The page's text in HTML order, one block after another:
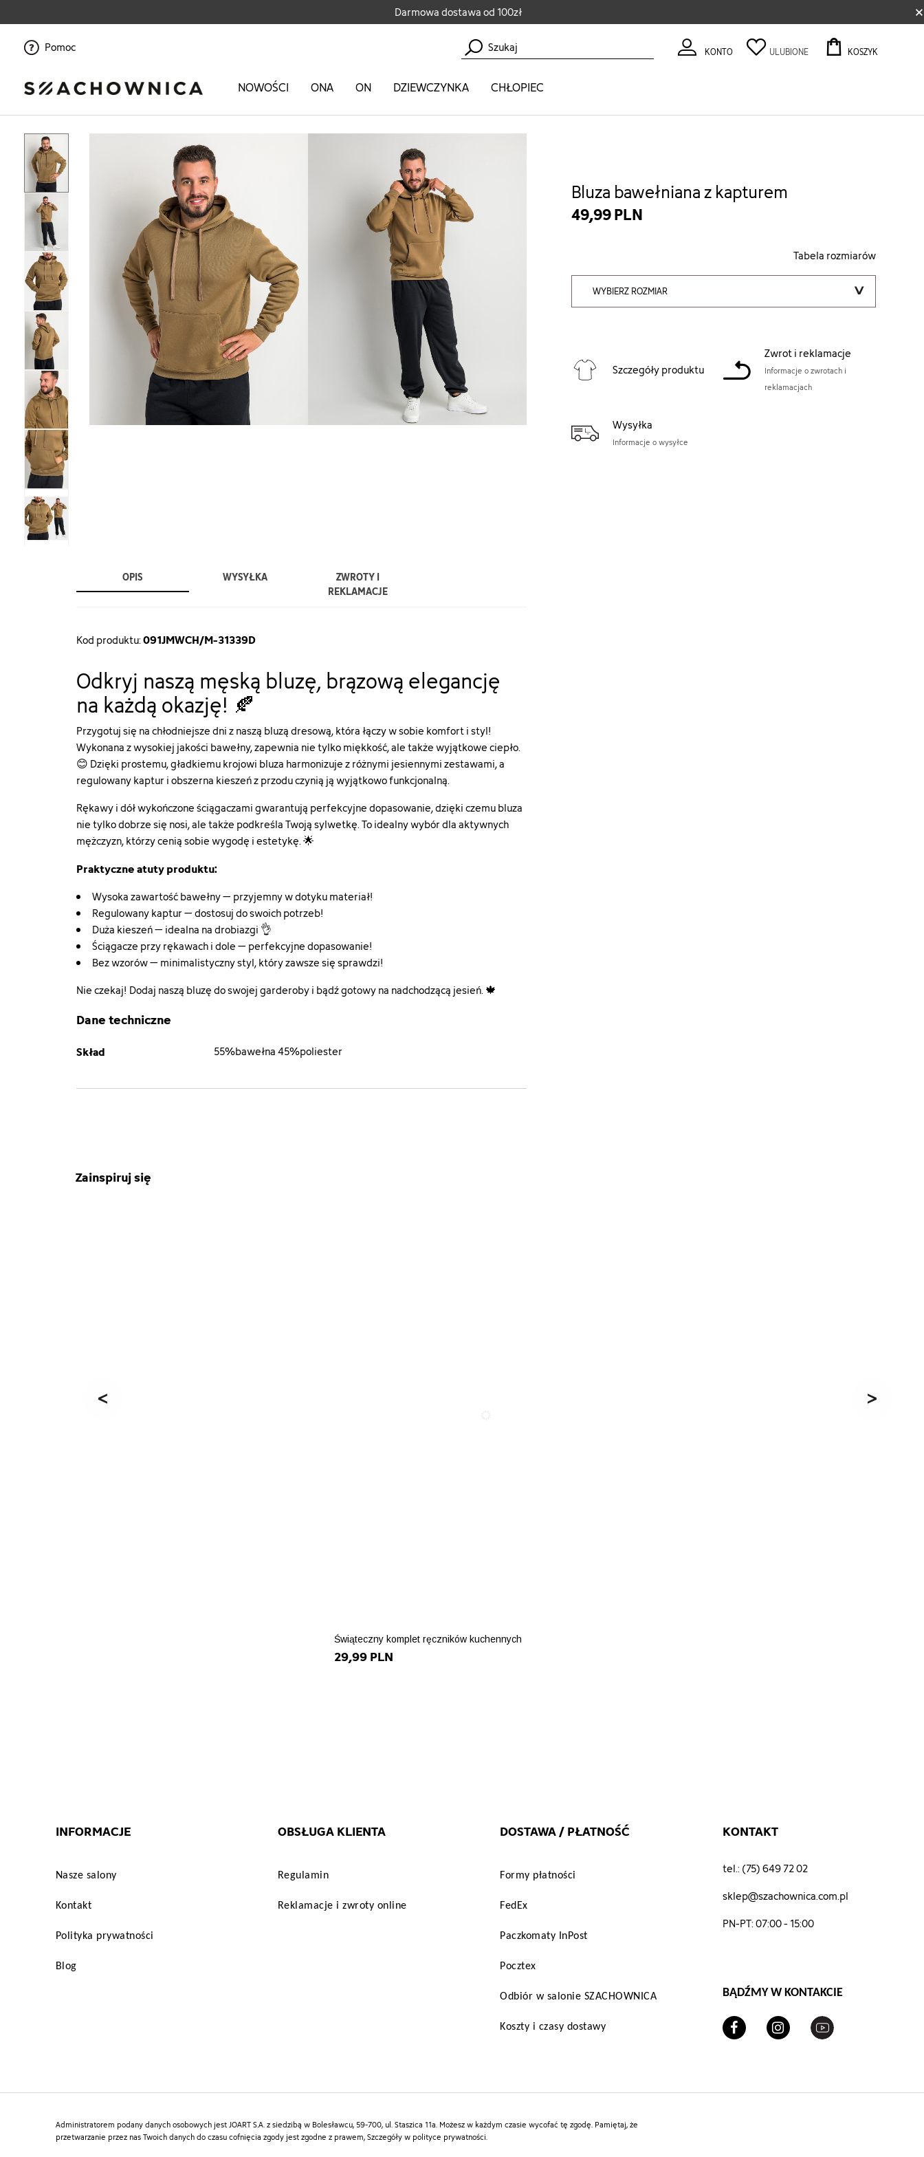
Darmowa dostawa od 100zł ×
Pomoc KONTO ULUBIONE KOSZYK
NOWOŚCI ONA ON DZIEWCZYNKA CHŁOPIEC
OPIS WYSYŁKA
ZWROTY I
REKLAMACJE
Kod produktu:091JMWCH/M-31339D
Odkryj naszą męską bluzę, brązową elegancję
na każdą okazję! 🍂
Przygotuj się na chłodniejsze dni z naszą bluzą dresową, która łączy w sobie komfort i styl!
Wykonana z wysokiej jakości bawełny, zapewnia nie tylko miękkość, ale także wyjątkowe ciepło.
😊 Dzięki prostemu, gładkiemu krojowi bluza harmonizuje z różnymi jesiennymi zestawami, a
regulowany kaptur i obszerna kieszeń z przodu czynią ją wyjątkowo funkcjonalną.
Rękawy i dół wykończone ściągaczami gwarantują perfekcyjne dopasowanie, dzięki czemu bluza
nie tylko dobrze się nosi, ale także podkreśla Twoją sylwetkę. To idealny wybór dla aktywnych
mężczyzn, którzy cenią sobie wygodę i estetykę. 🌟
Praktyczne atuty produktu:
Wysoka zawartość bawełny – przyjemny w dotyku materiał!
Regulowany kaptur – dostosuj do swoich potrzeb!
Duża kieszeń – idealna na drobiazgi 👌
Ściągacze przy rękawach i dole – perfekcyjne dopasowanie!
Bez wzorów – minimalistyczny styl, który zawsze się sprawdzi!
Nie czekaj! Dodaj naszą bluzę do swojej garderoby i bądź gotowy na nadchodzącą jesień. 🍁
Dane techniczne
Skład 55%bawełna 45%poliester
Bluza bawełniana z kapturem
49,99 PLN
Tabela rozmiarów
WYBIERZ ROZMIAR
Szczegóły produktu
Zwrot i reklamacje
Informacje o zwrotach i
reklamacjach
Wysyłka
Informacje o wysyłce
Zainspiruj się
Świąteczny komplet ręczników kuchennych
29,99 PLN
INFORMACJE
Nasze salony
Kontakt
Polityka prywatności
Blog
OBSŁUGA KLIENTA
Regulamin
Reklamacje i zwroty online
DOSTAWA / PŁATNOŚĆ
Formy płatności
FedEx
Paczkomaty InPost
Pocztex
Odbiór w salonie SZACHOWNICA
Koszty i czasy dostawy
KONTAKT
tel.: (75) 649 72 02
sklep@szachownica.com.pl
PN-PT: 07:00 - 15:00
BĄDŹMY W KONTAKCIE
Administratorem podany danych osobowych jest JOART S.A. z siedzibą w Bolesławcu, 59-700, ul. Staszica 11a. Możesz w każdym czasie wycofać tę zgodę. Pamiętaj, że
przetwarzanie przez nas Twoich danych do czasu cofnięcia zgody jest zgodne z prawem, Szczegóły w polityce prywatności.